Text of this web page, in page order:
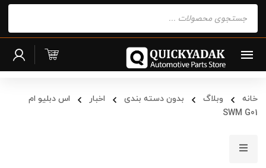
search
خانه وبلاگ بدون دسته بندی اخبار
اس دبلیو ام
SWM G01